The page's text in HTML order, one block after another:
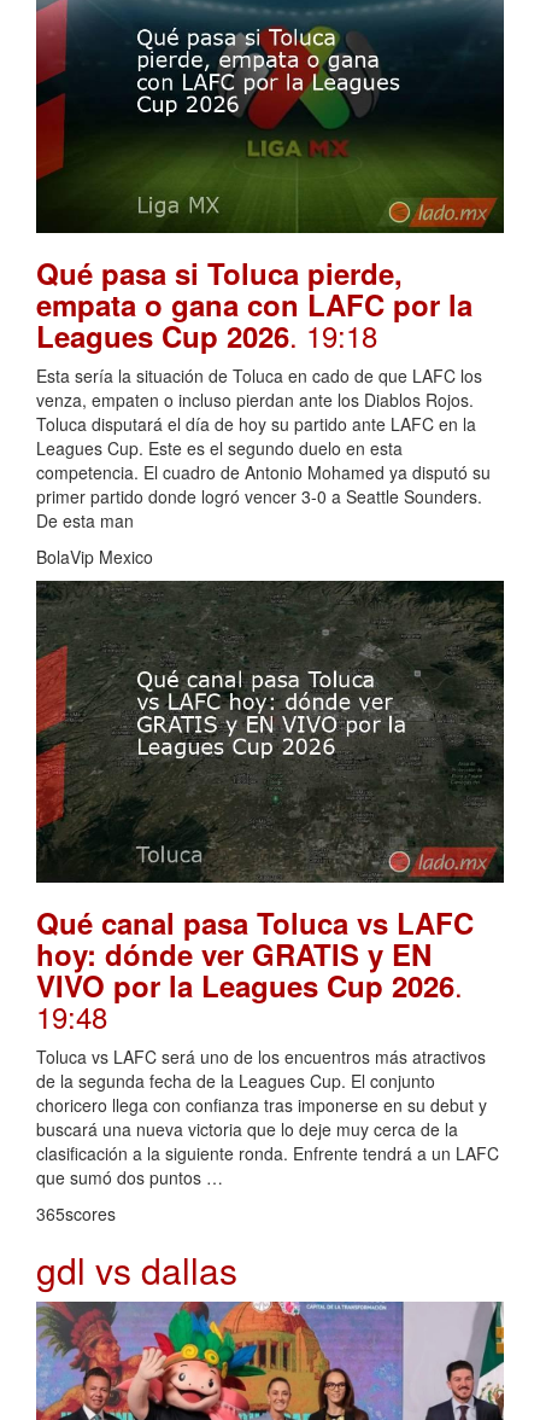
Qué pasa si Toluca pierde,
empata o gana con LAFC por la
Leagues Cup 2026. 19:18
Esta sería la situación de Toluca en cado de que LAFC los
venza, empaten o incluso pierdan ante los Diablos Rojos.
Toluca disputará el día de hoy su partido ante LAFC en la
Leagues Cup. Este es el segundo duelo en esta
competencia. El cuadro de Antonio Mohamed ya disputó su
primer partido donde logró vencer 3-0 a Seattle Sounders.
De esta man
BolaVip Mexico
Qué canal pasa Toluca vs LAFC
hoy: dónde ver GRATIS y EN
VIVO por la Leagues Cup 2026.
19:48
Toluca vs LAFC será uno de los encuentros más atractivos
de la segunda fecha de la Leagues Cup. El conjunto
choricero llega con confianza tras imponerse en su debut y
buscará una nueva victoria que lo deje muy cerca de la
clasificación a la siguiente ronda. Enfrente tendrá a un LAFC
que sumó dos puntos …
365scores
gdl vs dallas